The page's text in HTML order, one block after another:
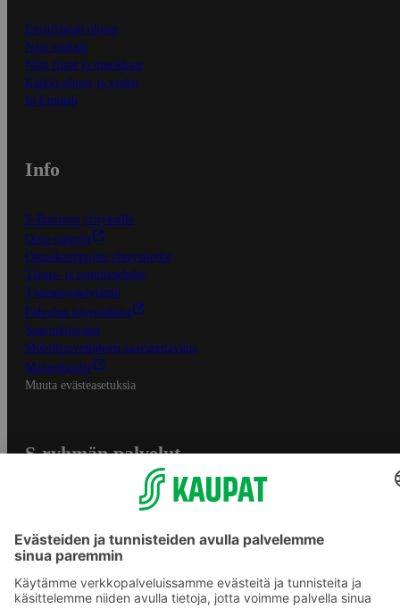
Ensitilaajan ohjeet
Näin maksat
Näin tilaat ja muokkaat
Kaikki ohjeet ja vinkit
In English
Info
S-Business yrityksille
Oiva-raportit
Osuuskauppojen yhteystiedot
Tilaus- ja toimitusehdot
Tietosuojakäytäntö
Palvelun käyttöehdot
Saavutettavuus
Mobiilisovelluksen saavutettavuus
Mainostajalle
Muuta evästeasetuksia
S-ryhmän palvelut
Yhteishyvä Ruoka -sovellus
S-ostoslista -sovellus
Prisma.fi
Sokos.fi